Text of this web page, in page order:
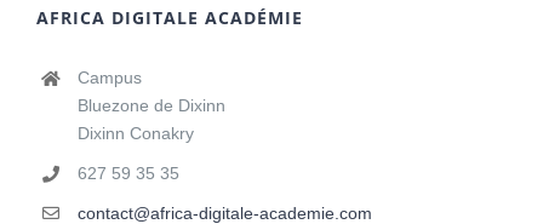
AFRICA DIGITALE ACADÉMIE
Campus
Bluezone de Dixinn
Dixinn Conakry
627 59 35 35
contact@africa-digitale-academie.com